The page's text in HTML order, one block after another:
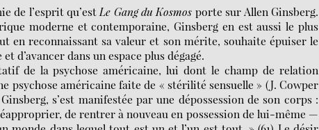
de l’esprit qu’est Le Gang du Kosmos porte sur Allen Ginsberg.
moderne et contemporaine, Ginsberg en est aussi le plus
en reconnaissant sa valeur et son mérite, souhaite épuiser le
d’avancer dans un espace plus dégagé.
de la psychose américaine, lui dont le champ de relation
psychose américaine faite de « stérilité sensuelle » (J. Cowper
s’est manifestée par une dépossession de son corps :
de rentrer à nouveau en possession de lui-même —